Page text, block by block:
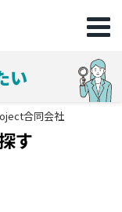
い
合同会社
す